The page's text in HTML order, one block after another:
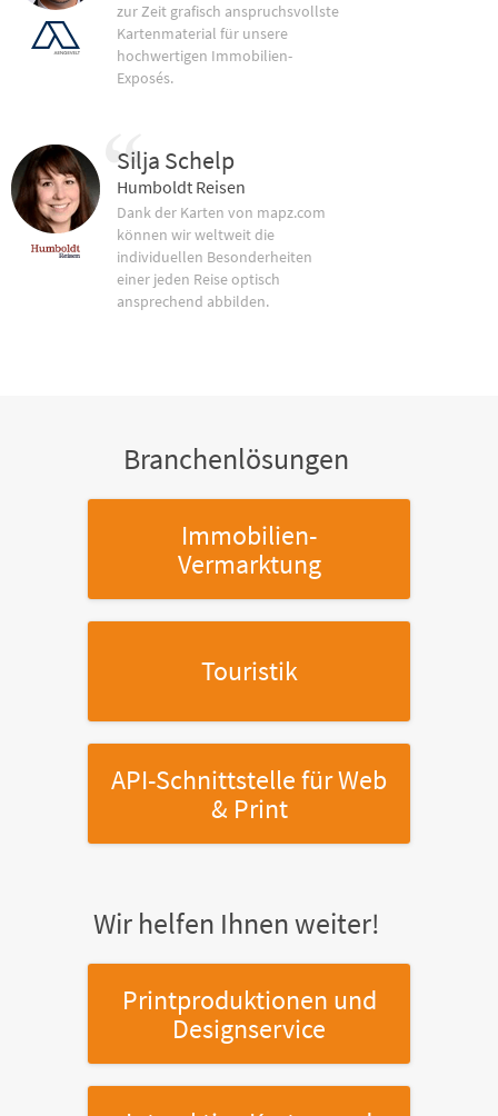
zur Zeit grafisch anspruchsvollste
Kartenmaterial für unsere
hochwertigen Immobilien-
Exposés.
Silja Schelp
Humboldt Reisen
Dank der Karten von mapz.com
können wir weltweit die
individuellen Besonderheiten
einer jeden Reise optisch
ansprechend abbilden.
Branchenlösungen
Immobilien-
Vermarktung
Touristik
API-Schnittstellefür Web
& Print
Wir helfen Ihnen weiter!
Printproduktionen und
Designservice